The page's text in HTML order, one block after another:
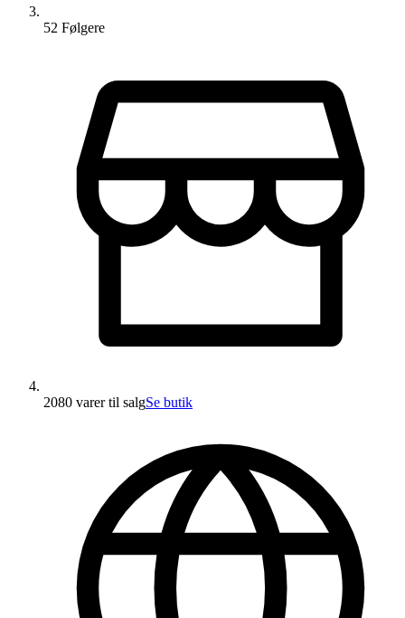
52 Følgere
2080 varertil salgSe butik